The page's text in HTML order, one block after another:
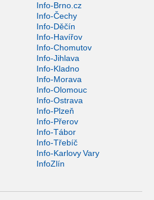
Info-Brno.cz
Info-Čechy
Info-Děčín
Info-Havířov
Info-Chomutov
Info-Jihlava
Info-Kladno
Info-Morava
Info-Olomouc
Info-Ostrava
Info-Plzeň
Info-Přerov
Info-Tábor
Info-Třebíč
Info-Karlovy Vary
InfoZlín